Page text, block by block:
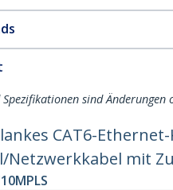
sind
CAT6-Ethernet-
Netzwerkkabel mit